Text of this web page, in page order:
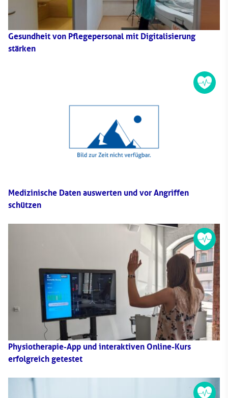
Gesundheit von Pflegepersonal mit Digitalisierung
stärken
Medizinische Daten auswerten und vor Angriffen
schützen
Physiotherapie-App und interaktiven Online-Kurs
erfolgreich getestet